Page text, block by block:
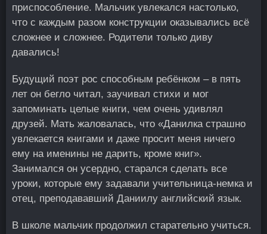
приспособление. Мальчик увлекался настолько,
что с каждым разом конструкции оказывались всё
сложнее и сложнее. Родители только диву
давались!
Будущий поэт рос способным ребёнком – в пять
лет он бегло читал, заучивал стихи и мог
запоминать целые книги, чем очень удивлял
друзей. Мать жаловалась, что «Данилка страшно
увлекается книгами и даже просит меня ничего
ему на именины не дарить, кроме книг».
Занимался он усердно, старался сделать все
уроки, которые ему задавали учительница-немка и
отец, преподававший Даниилу английский язык.
В школе мальчик продолжил старательно учиться.